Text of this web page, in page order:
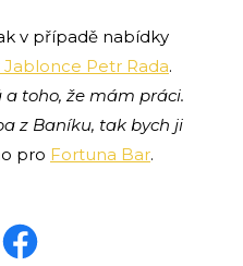
v případě nabídky
Petr Rada.
toho, že mám práci.
z Baníku, tak bych ji
pro Fortuna Bar.